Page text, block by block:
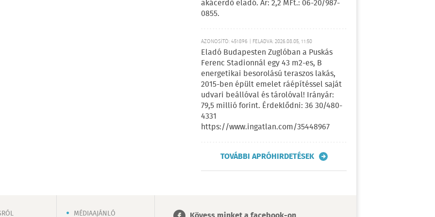
akácerdő eladó. Ár: 2,2 MFt.: 06-20/987-
0855.
AZONOSÍTÓ: 451896 | FELADVA: 2026.08.05, 11:50
Eladó Budapesten Zuglóban a Puskás
Ferenc Stadionnál egy 43 m2-es, B
energetikai besorolású teraszos lakás,
2015-ben épült emelet ráépítéssel saját
udvari beállóval és tárolóval! Irányár:
79,5 millió forint. Érdeklődni: 36 30/480-
4331
https://www.ingatlan.com/35448967
TOVÁBBI APRÓHIRDETÉSEK
MÉDIAAJÁNLÓ